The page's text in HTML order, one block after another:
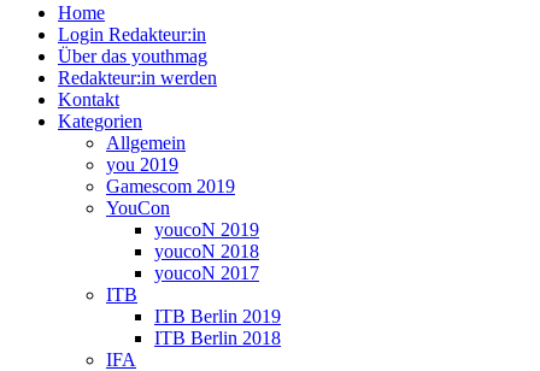
Home
Login Redakteur:in
Über das youthmag
Redakteur:in werden
Kontakt
Kategorien
Allgemein
you 2019
Gamescom 2019
YouCon
youcoN 2019
youcoN 2018
youcoN 2017
ITB
ITB Berlin 2019
ITB Berlin 2018
IFA